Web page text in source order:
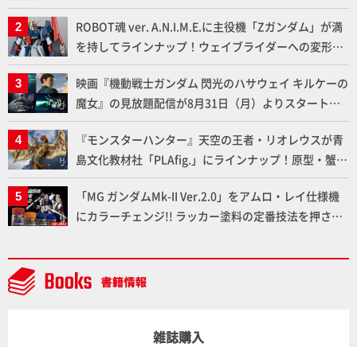
クレオス」が語るラッカー塗料の未来とは？
ROBOT魂 ver. A.N.I.M.E.に主役機「Zガンダム」が満
を持してラインナップ！ウェイブライダーへの変形、
劇中どおりのプロポーションを再現【機動戦士Zガン
ダム】
映画『機動戦士ガンダム 閃光のハサウェイ キルケーの
魔女』の見放題配信が8月31日（月）よりスタート！
Prime Videoで国内独占配信
『モンスターハンター』天空の王者・リオレウスが青
島文化教材社「PLAfig.」にラインナップ！原型・蟹蟲
修造氏の彩色作例で超ハイディテールかつ躍動感に満
ちた造形をチェック
「MG ガンダムMk-II Ver.2.0」をアムロ・レイ仕様機
にカラーチェンジ!! ラッカー塗料の定番技法を押さえ
雑誌購入